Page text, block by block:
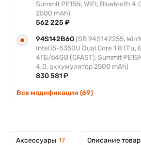
Summit PE15N, WIFI, Bluetooth
2500 mAh)
562 225 ₽
94S142B60 (SB 94S142255,
Intel i5-5350U Dual Core 1,8 ГГц,
4ГБ/64GB (CFAST), Summit
4.0, аккумулятор 2500 mAh)
830 581 ₽
Все модификации (69)
Аксессуары 17 Описание